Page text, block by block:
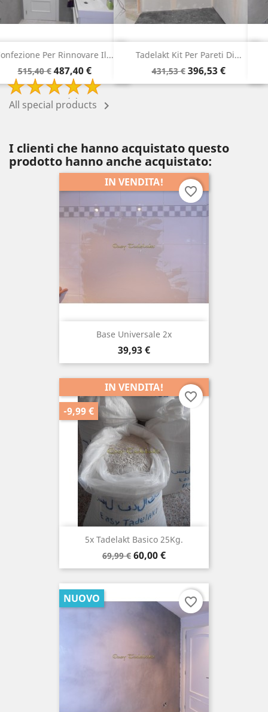
Tadelakt Kit Per Pareti Di...
Prezzo
di
base
431,53 €Prezzo
396,53 €
Tadelakt Pack Per La...
Prezzo
di
340,78 €Prezzo
315,78 €
All special products 
I clienti che hanno acquistato questo
prodotto hanno anche acquistato:
Base Universale 2x
Prezzo
39,93 €
IN VENDITA!
favorite_border
5x Tadelakt Basico 25Kg.
Prezzo
di
69,99 € Prezzo
60,00 €
IN VENDITA!
-9,99 €
favorite_border
NUOVO favorite_border